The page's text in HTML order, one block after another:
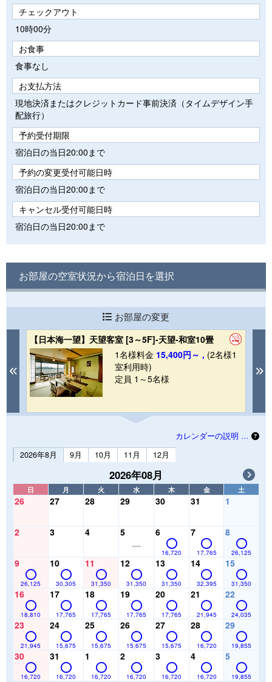
チェックアウト
10時00分
お食事
食事なし
お支払方法
現地決済またはクレジットカード事前決済（タイムデザイン手
配旅行）
予約受付期限
宿泊日の当日20:00まで
予約の変更受付可能日時
宿泊日の当日20:00まで
キャンセル受付可能日時
宿泊日の当日20:00まで
お部屋の空室状況から宿泊日を選択
お部屋の変更
Previous
【日本海一望】天望客室 [3～5F]-天望-和室10畳
1名様料金 15,400円～ , (2名様1
室利用時)
定員 1～5名様
カレンダーの説明 …
2026年8月
9月 10月 11月 12月
2026年08月
日 月 火 水 木 金 土
26 27 28 29 30 31 1
2 3 4 5 6
16,720
7
17,765
8
26,125
9
26,125
10
30,305
11
31,350
12
31,350
13
31,350
14
32,395
15
31,350
16
18,810
17
17,765
18
17,765
19
17,765
20
17,765
21
21,945
22
24,035
23
21,945
24
15,675
25
15,675
26
15,675
27
15,675
28
16,720
29
19,855
30
16,720
31
16,720
1
16,720
2
16,720
3
16,720
4
16,720
5
19,855